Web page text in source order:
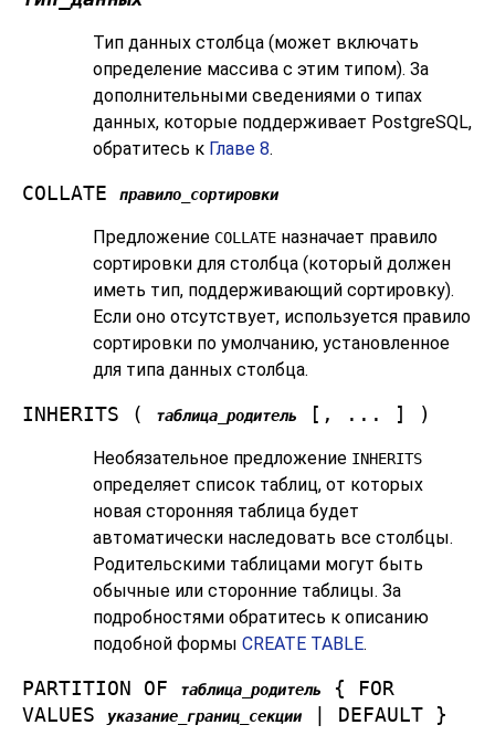
Тип данных столбца (может включать
определение массива с этим типом). За
дополнительными сведениями о типах
данных, которые поддерживает PostgreSQL,
обратитесь к Главе 8.
COLLATE правило_сортировки
Предложение COLLATE назначает правило
сортировки для столбца (который должен
иметь тип, поддерживающий сортировку).
Если оно отсутствует, используется правило
сортировки по умолчанию, установленное
для типа данных столбца.
INHERITS ( таблица_родитель [, ... ] )
Необязательное предложение INHERITS
определяет список таблиц, от которых
новая сторонняя таблица будет
автоматически наследовать все столбцы.
Родительскими таблицами могут быть
обычные или сторонние таблицы. За
подробностями обратитесь к описанию
подобной формы CREATE TABLE.
PARTITION OF таблица_родитель
{ FOR
VALUES
указание_границ_секции | DEFAULT }